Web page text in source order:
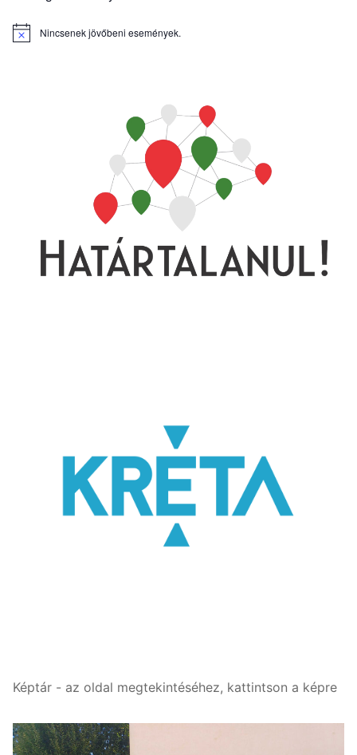
Notice Nincsenek jövőbeni események.
Képtár - az oldal megtekintéséhez, kattintson a képre